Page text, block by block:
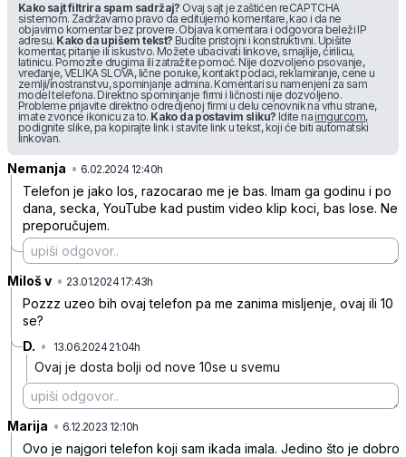
Kako sajt filtrira spam sadržaj? Ovaj sajt je zaštićen reCAPTCHA
sistemom. Zadržavamo pravo da editujemo komentare, kao i da ne
objavimo komentar bez provere. Objava komentara i odgovora beleži IP
adresu. Kako da upišem tekst? Budite pristojni i konstruktivni. Upišite
komentar, pitanje ili iskustvo. Možete ubacivati linkove, smajlije, ćirilicu,
latinicu. Pomozite drugima ili zatražite pomoć. Nije dozvoljeno psovanje,
vređanje, VELIKA SLOVA, lične poruke, kontakt podaci, reklamiranje, cene u
zemlji/inostranstvu, spominjanje admina. Komentari su namenjeni za sam
model telefona. Direktno spominjanje firmi i ličnosti nije dozvoljeno.
Probleme prijavite direktno odredjenoj firmi u delu cenovnik na vrhu strane,
imate zvonce ikonicu za to. Kako da postavim sliku? Idite na imgur.com,
podignite slike, pa kopirajte link i stavite link u tekst, koji će biti automatski
linkovan.
Nemanja • 6.02.2024 12:40h
Telefon je jako los, razocarao me je bas. Imam ga godinu i po
dana, secka, YouTube kad pustim video klip koci, bas lose. Ne
preporučujem.
Miloš v • 23.01.2024 17:43h
Pozzz uzeo bih ovaj telefon pa me zanima misljenje, ovaj ili 10
se?
D. • 13.06.2024 21:04h
Ovaj je dosta bolji od nove 10se u svemu
Marija • 6.12.2023 12:10h
Ovo je najgori telefon koji sam ikada imala. Jedino što je dobro